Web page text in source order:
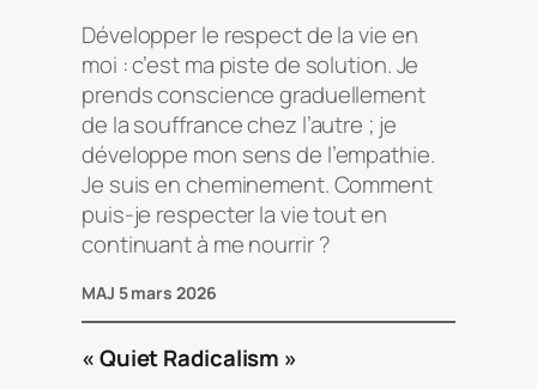
Développer le respect de la vie en
moi : c’est ma piste de solution. Je
prends conscience graduellement
de la souffrance chez l’autre ; je
développe mon sens de l’empathie.
Je suis en cheminement. Comment
puis-je respecter la vie tout en
continuant à me nourrir ?
MAJ 5 mars 2026
« Quiet Radicalism »